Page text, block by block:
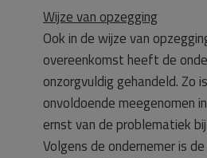
Wijze van opzegging
Ook in de wijze van
overeenkomst heeft de
onzorgvuldig gehandeld. Zo
onvoldoende meegenomen
ernst van de problematiek
Volgens de ondernemer is